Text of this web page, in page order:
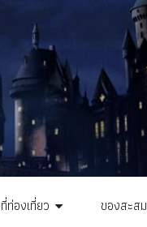
ท่องเที่ยว ของสะสม